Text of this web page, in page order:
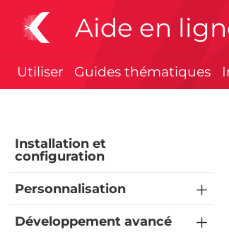
Aide en
Utiliser Guides thématiques
Installation et
configuration
Personnalisation
Développement avancé